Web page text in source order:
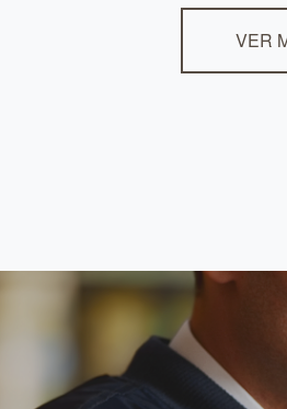
VER